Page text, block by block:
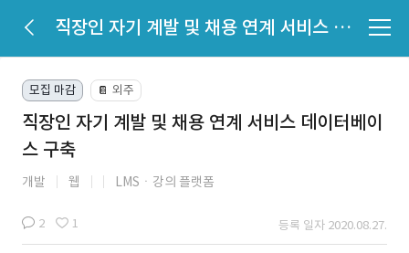
직장인 자기 계발 및 채용 연계 서비스 데이터베이스 구축
모집 마감 📔 외주
직장인 자기 계발 및 채용 연계 서비스 데이터베이
스 구축
개발 웹 LMSㆍ강의 플랫폼
2 1 등록 일자 2020.08.27.